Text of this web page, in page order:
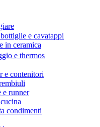
e cavatappi
in ceramica
e thermos
e contenitori
e runner
condimenti